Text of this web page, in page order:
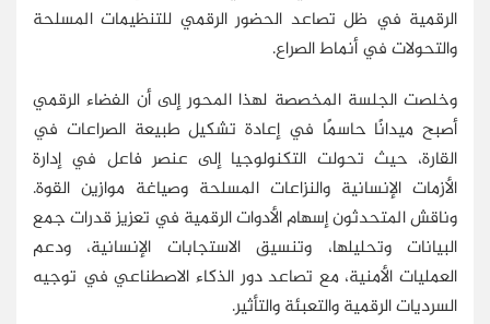
الرقمية في ظل تصاعد الحضور الرقمي للتنظيمات المسلحة
والتحولات في أنماط الصراع.
وخلصت الجلسة المخصصة لهذا المحور إلى أن الفضاء الرقمي
أصبح ميدانًا حاسمًا في إعادة تشكيل طبيعة الصراعات في
القارة، حيث تحولت التكنولوجيا إلى عنصر فاعل في إدارة
الأزمات الإنسانية والنزاعات المسلحة وصياغة موازين القوة.
وناقش المتحدثون إسهام الأدوات الرقمية في تعزيز قدرات جمع
البيانات وتحليلها، وتنسيق الاستجابات الإنسانية، ودعم
العمليات الأمنية، مع تصاعد دور الذكاء الاصطناعي في توجيه
السرديات الرقمية والتعبئة والتأثير.